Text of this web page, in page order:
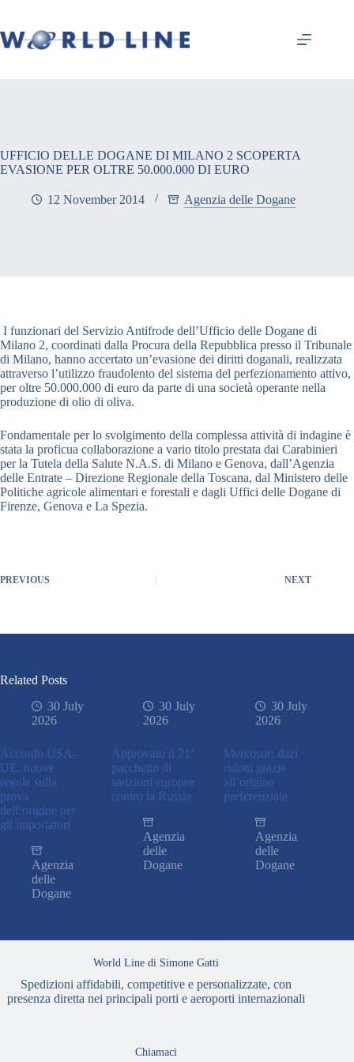
UFFICIO DELLE DOGANE DI MILANO 2 SCOPERTA
EVASIONE PER OLTRE 50.000.000 DI EURO
12 November 2014 Agenzia delle Dogane
I funzionari del Servizio Antifrode dell’Ufficio delle Dogane di
Milano 2, coordinati dalla Procura della Repubblica presso il Tribunale
di Milano, hanno accertato un’evasione dei diritti doganali, realizzata
attraverso l’utilizzo fraudolento del sistema del perfezionamento attivo,
per oltre 50.000.000 di euro da parte di una società operante nella
produzione di olio di oliva.
Fondamentale per lo svolgimento della complessa attività di indagine è
stata la proficua collaborazione a vario titolo prestata dai Carabinieri
per la Tutela della Salute N.A.S. di Milano e Genova, dall’Agenzia
delle Entrate – Direzione Regionale della Toscana, dal Ministero delle
Politiche agricole alimentari e forestali e dagli Uffici delle Dogane di
Firenze, Genova e La Spezia.
PREVIOUS NEXT
Related Posts
30 July
2026
Accordo USA-
UE: nuove
regole sulla
prova
dell’origine per
gli importatori
Agenzia
delle
Dogane
30 July
2026
Approvato il 21°
pacchetto di
sanzioni europee
contro la Russia
Agenzia
delle
Dogane
30 July
2026
Mercosur: dazi
ridotti grazie
all’origine
preferenziale
Agenzia
delle
Dogane
World Line di Simone Gatti
Spedizioni affidabili, competitive e personalizzate, con
presenza diretta nei principali porti e aeroporti internazionali
Chiamaci